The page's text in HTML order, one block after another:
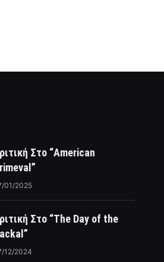
Στο “American
01/2025
Στο “The Day of the
12/2024